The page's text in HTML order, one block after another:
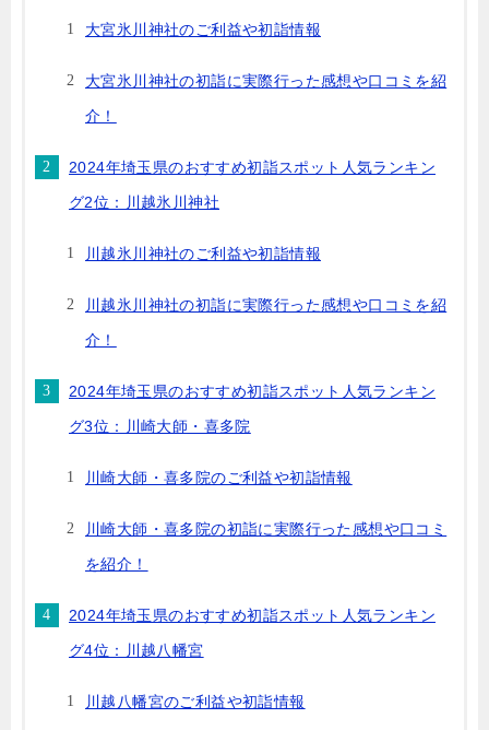
大宮氷川神社のご利益や初詣情報
大宮氷川神社の初詣に実際行った感想や口コミを紹
介！
2024年埼玉県のおすすめ初詣スポット人気ランキン
グ2位：川越氷川神社
川越氷川神社のご利益や初詣情報
川越氷川神社の初詣に実際行った感想や口コミを紹
介！
2024年埼玉県のおすすめ初詣スポット人気ランキン
グ3位：川崎大師・喜多院
川崎大師・喜多院のご利益や初詣情報
川崎大師・喜多院の初詣に実際行った感想や口コミ
を紹介！
2024年埼玉県のおすすめ初詣スポット人気ランキン
グ4位：川越八幡宮
川越八幡宮のご利益や初詣情報